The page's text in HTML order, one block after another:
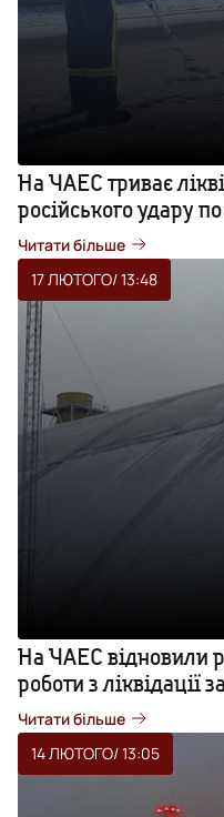
На ЧАЕС триває
російського удару
Читати більше
17 ЛЮТОГО/ 13:48
На ЧАЕС відновили
роботи з ліквідації
Читати більше
14 ЛЮТОГО/ 13:05